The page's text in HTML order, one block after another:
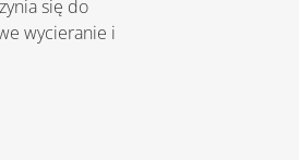
wycieranie i